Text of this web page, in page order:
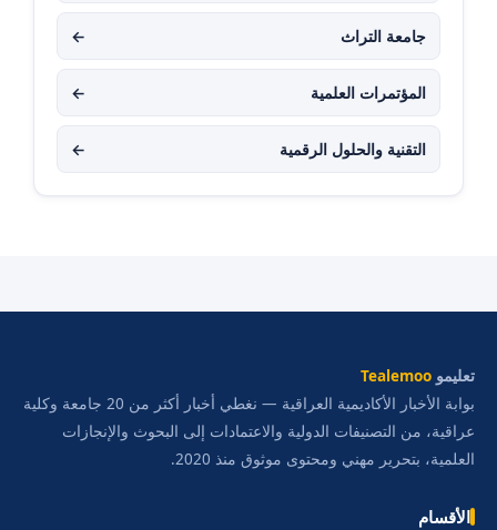
جامعة التراث ←
المؤتمرات العلمية ←
التقنية والحلول الرقمية ←
تعليمو Tealemoo
بوابة الأخبار الأكاديمية العراقية — نغطي أخبار أكثر من 20 جامعة وكلية
عراقية، من التصنيفات الدولية والاعتمادات إلى البحوث والإنجازات
العلمية، بتحرير مهني ومحتوى موثوق منذ 2020.
الأقسام